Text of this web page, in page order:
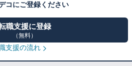
コにご登録ください
職支援に登録
（無料）
支援の流れ